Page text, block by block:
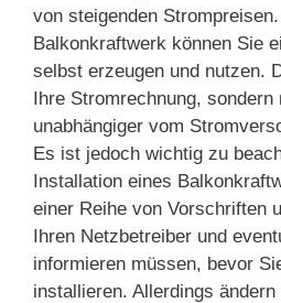
von steigenden
Balkonkraftwerk können Sie
selbst erzeugen und nutzen.
Ihre Stromrechnung, sondern
unabhängiger vom
Es ist jedoch wichtig zu
Installation eines
einer Reihe von Vorschriften
Ihren Netzbetreiber und
informieren müssen, bevor
installieren. Allerdings